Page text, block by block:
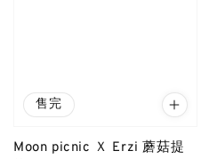
售完
Moon picnic Ｘ Erzi 蘑菇提